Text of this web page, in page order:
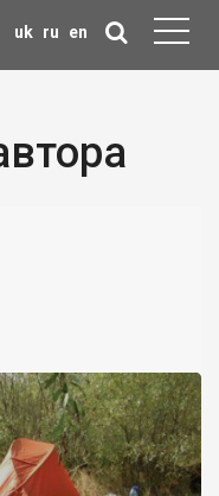
uk ru en